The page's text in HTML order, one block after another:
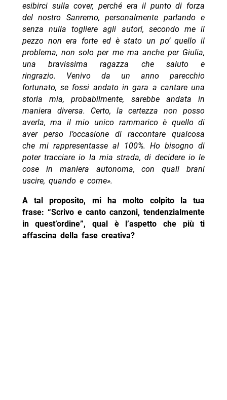
esibirci sulla cover, perché era il punto di forza
del nostro Sanremo, personalmente parlando e
senza nulla togliere agli autori, secondo me il
pezzo non era forte ed è stato un po’ quello il
problema, non solo per me ma anche per Giulia,
una bravissima ragazza che saluto e
ringrazio. Venivo da un anno parecchio
fortunato, se fossi andato in gara a cantare una
storia mia, probabilmente, sarebbe andata in
maniera diversa. Certo, la certezza non posso
averla, ma il mio unico rammarico è quello di
aver perso l’occasione di raccontare qualcosa
che mi rappresentasse al 100%. Ho bisogno di
poter tracciare io la mia strada, di decidere io le
cose in maniera autonoma, con quali brani
uscire, quando e come».
A tal proposito, mi ha molto colpito la tua
frase: “Scrivo e canto canzoni, tendenzialmente
in quest’ordine”, qual è l’aspetto che più ti
affascina della fase creativa?